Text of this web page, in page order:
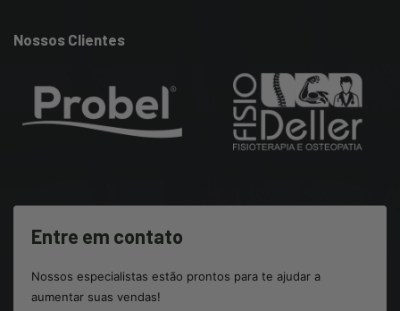
Nossos Clientes
Entre em contato
Nossos especialistas estão prontos para te ajudar a
aumentar suas vendas!